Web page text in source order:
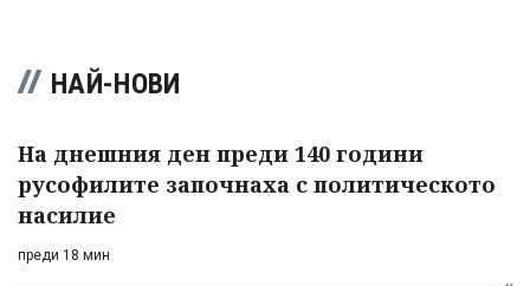
НАЙ-НОВИ
На днешния ден преди 140 години
русофилите започнаха с политическото
насилие
преди 18 мин